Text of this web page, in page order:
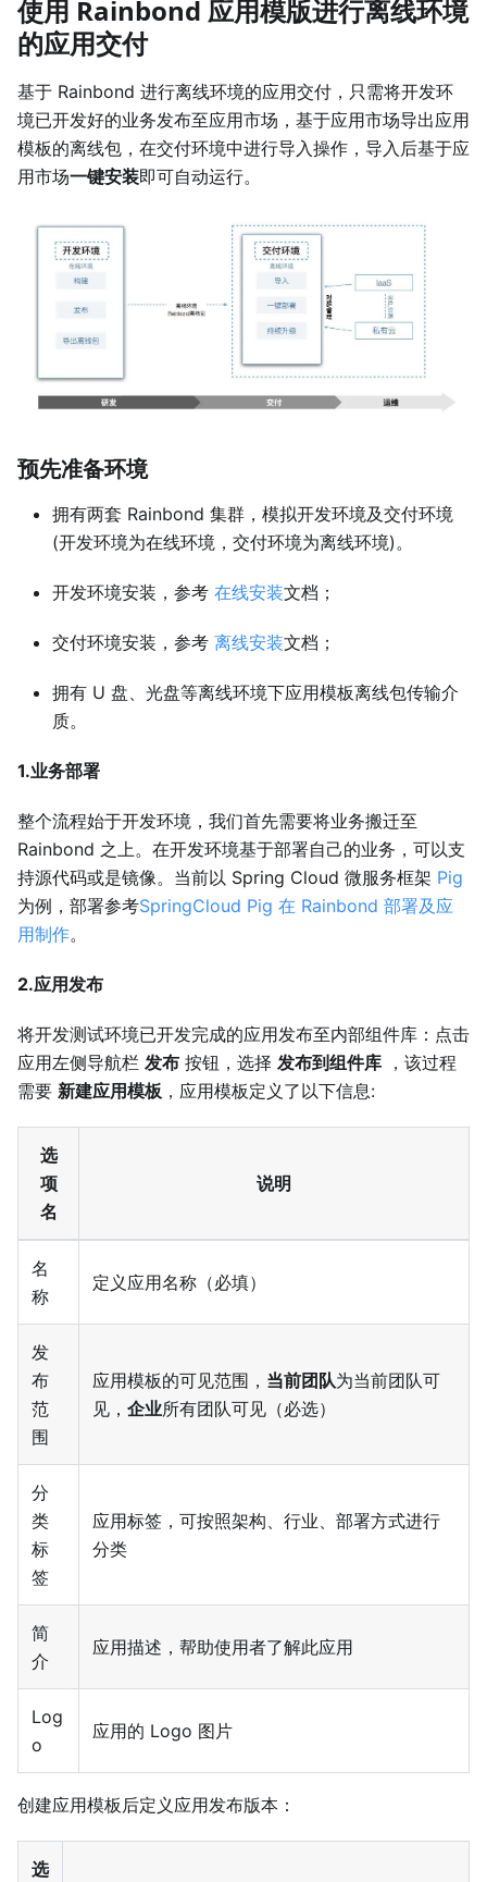
使用 Rainbond 应用模版进行离线环境
的应用交付
基于 Rainbond 进行离线环境的应用交付，只需将开发环
境已开发好的业务发布至应用市场，基于应用市场导出应用
模板的离线包，在交付环境中进行导入操作，导入后基于应
用市场一键安装即可自动运行。
预先准备环境
拥有两套 Rainbond 集群，模拟开发环境及交付环境
(开发环境为在线环境，交付环境为离线环境)。
开发环境安装，参考 在线安装文档；
交付环境安装，参考 离线安装文档；
拥有 U 盘、光盘等离线环境下应用模板离线包传输介
质。
1.业务部署
整个流程始于开发环境，我们首先需要将业务搬迁至
Rainbond 之上。在开发环境基于部署自己的业务，可以支
持源代码或是镜像。当前以 Spring Cloud 微服务框架 Pig
为例，部署参考SpringCloud Pig 在 Rainbond 部署及应
用制作。
2.应用发布
将开发测试环境已开发完成的应用发布至内部组件库：点击
应用左侧导航栏 发布 按钮，选择 发布到组件库 ，该过程
需要 新建应用模板 ，应用模板定义了以下信息:
选
项
名
说明
名
称
定义应用名称（必填）
发
布
范
围
应用模板的可见范围， 当前团队为当前团队可
见， 企业所有团队可见（必选）
分
类
标
签
应用标签，可按照架构、行业、部署方式进行
分类
简
介
应用描述，帮助使用者了解此应用
Log
o
应用的 Logo 图片
创建应用模板后定义应用发布版本：
选